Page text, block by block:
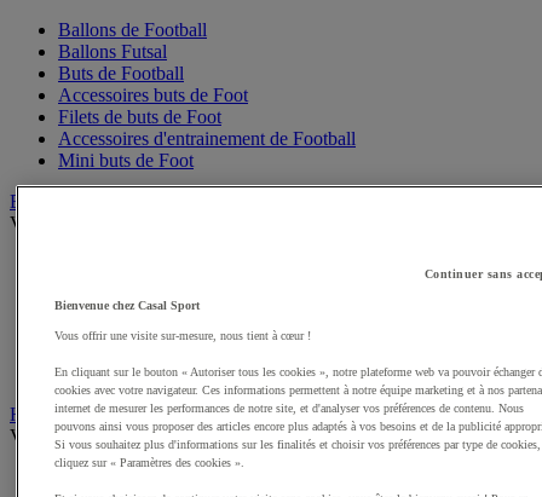
Ballons de Football
Ballons Futsal
Buts de Football
Accessoires buts de Foot
Filets de buts de Foot
Accessoires d'entrainement de Football
Mini buts de Foot
Basketball
Voir tous les produits
Filets, cercles de Basket pour paniers
Panneaux de Basket
Paniers de Basket, buts de Basket
Handball
Voir tous les produits
Continuer sans
Bienvenue chez Casal Sport
Vous offrir une visite sur-mesure, nous tient à cœur !
En cliquant sur le bouton « Autoriser tous les cookies », notre plateforme web va pouvoir échanger
cookies avec votre navigateur. Ces informations permettent à notre équipe marketing et à nos
internet de mesurer les performances de notre site, et d'analyser vos préférences de contenu. Nous
pouvons ainsi vous proposer des articles encore plus adaptés à vos besoins et de la publicité
Si vous souhaitez plus d'informations sur les finalités et choisir vos préférences par type de cookies,
cliquez sur « Paramètres des cookies ».